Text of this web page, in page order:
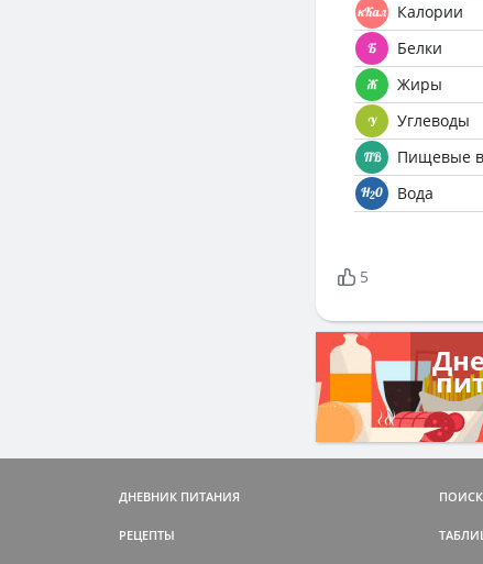
Калории
Белки
Жиры
Углеводы
Пищевые
Вода
5
ДНЕВНИК ПИТАНИЯ
РЕЦЕПТЫ
ПОИСК